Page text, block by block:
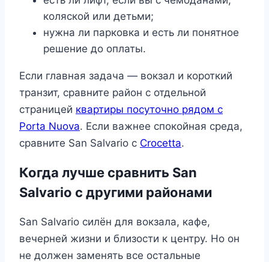
коляской или детьми;
нужна ли парковка и есть ли понятное
решение до оплаты.
Если главная задача — вокзал и короткий
транзит, сравните район с отдельной
страницей квартиры посуточно рядом с
Porta Nuova. Если важнее спокойная среда,
сравните San Salvario с Crocetta.
Когда лучше сравнить San
Salvario с другими районами
San Salvario силён для вокзала, кафе,
вечерней жизни и близости к центру. Но он
не должен заменять все остальные